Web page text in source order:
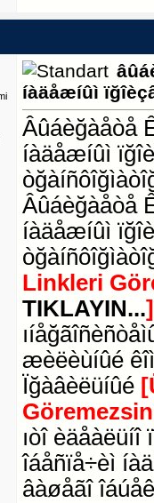
íàäåæíûì
Âûáèğàåòå
íàäåæíûì
Âûáèğàåòå
íàäåæíûì
Linkleri
TIKLAYIN...]
æèëèùíûé
Ïğàâèëüíûé
ıòî
îáåñïå÷èì
âàøåãî